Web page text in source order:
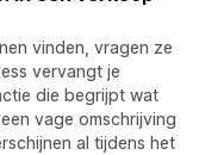
vinden, vragen ze
vervangt je
die begrijpt wat
vage omschrijving
al tijdens het